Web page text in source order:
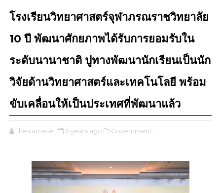
โรงเรียนวิทยาศาสตร์จุฬาภรณราชวิทยาลัย
10 ปี พัฒนาศักยภาพได้รับการยอมรับใน
ระดับนานาชาติ ปูทางพัฒนานักเรียนเป็นนัก
วิจัยด้านวิทยาศาสตร์และเทคโนโลยี พร้อม
ขับเคลื่อนให้เป็นประเทศที่พัฒนาแล้ว
Thesiamese 6 years ago Government,